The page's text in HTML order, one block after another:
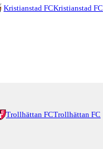
Kristianstad FCKristianstad FC
Trollhättan FCTrollhättan FC